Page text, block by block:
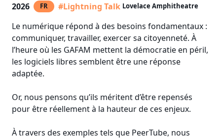
2026 FR #Lightning Talk Lovelace Amphitheatre
Le numérique répond à des besoins fondamentaux :
communiquer, travailler, exercer sa citoyenneté. À
l’heure où les GAFAM mettent la démocratie en péril,
les logiciels libres semblent être une réponse
adaptée.
Or, nous pensons qu’ils méritent d’être repensés
pour être réellement à la hauteur de ces enjeux.
À travers des exemples tels que PeerTube, nous